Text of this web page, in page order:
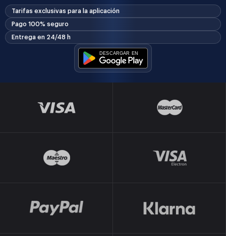
Tarifas exclusivas para la aplicación
Pago 100% seguro
Entrega en 24/48 h